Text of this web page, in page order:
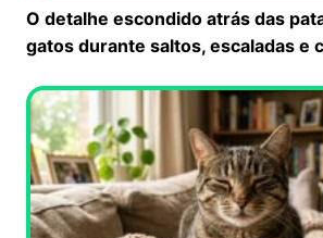
O detalhe escondido atrás das
gatos durante saltos, escaladas e